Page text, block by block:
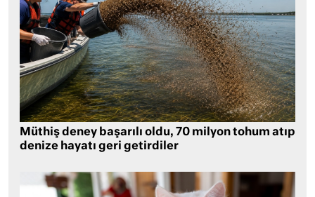
Müthiş deney başarılı oldu, 70 milyon tohum atıp
denize hayatı geri getirdiler